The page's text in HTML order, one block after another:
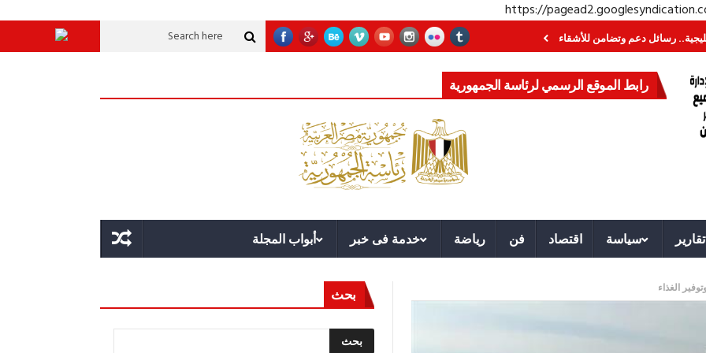
https://
دعم وتضامن للأشقاء جهاز مستقبل مصر نموذجا.. لماذا تُنشئ الدول كيانات تنموية عملاقة؟ قوة الدولة.. عندما يصبح التخطيط خط الدفاع الأول
رابط الموقع الرسمي لرئاسة الجمهورية
تقارير سياسة اقتصاد فن رياضة خدمة فى خبر أبواب المجلة
بحث